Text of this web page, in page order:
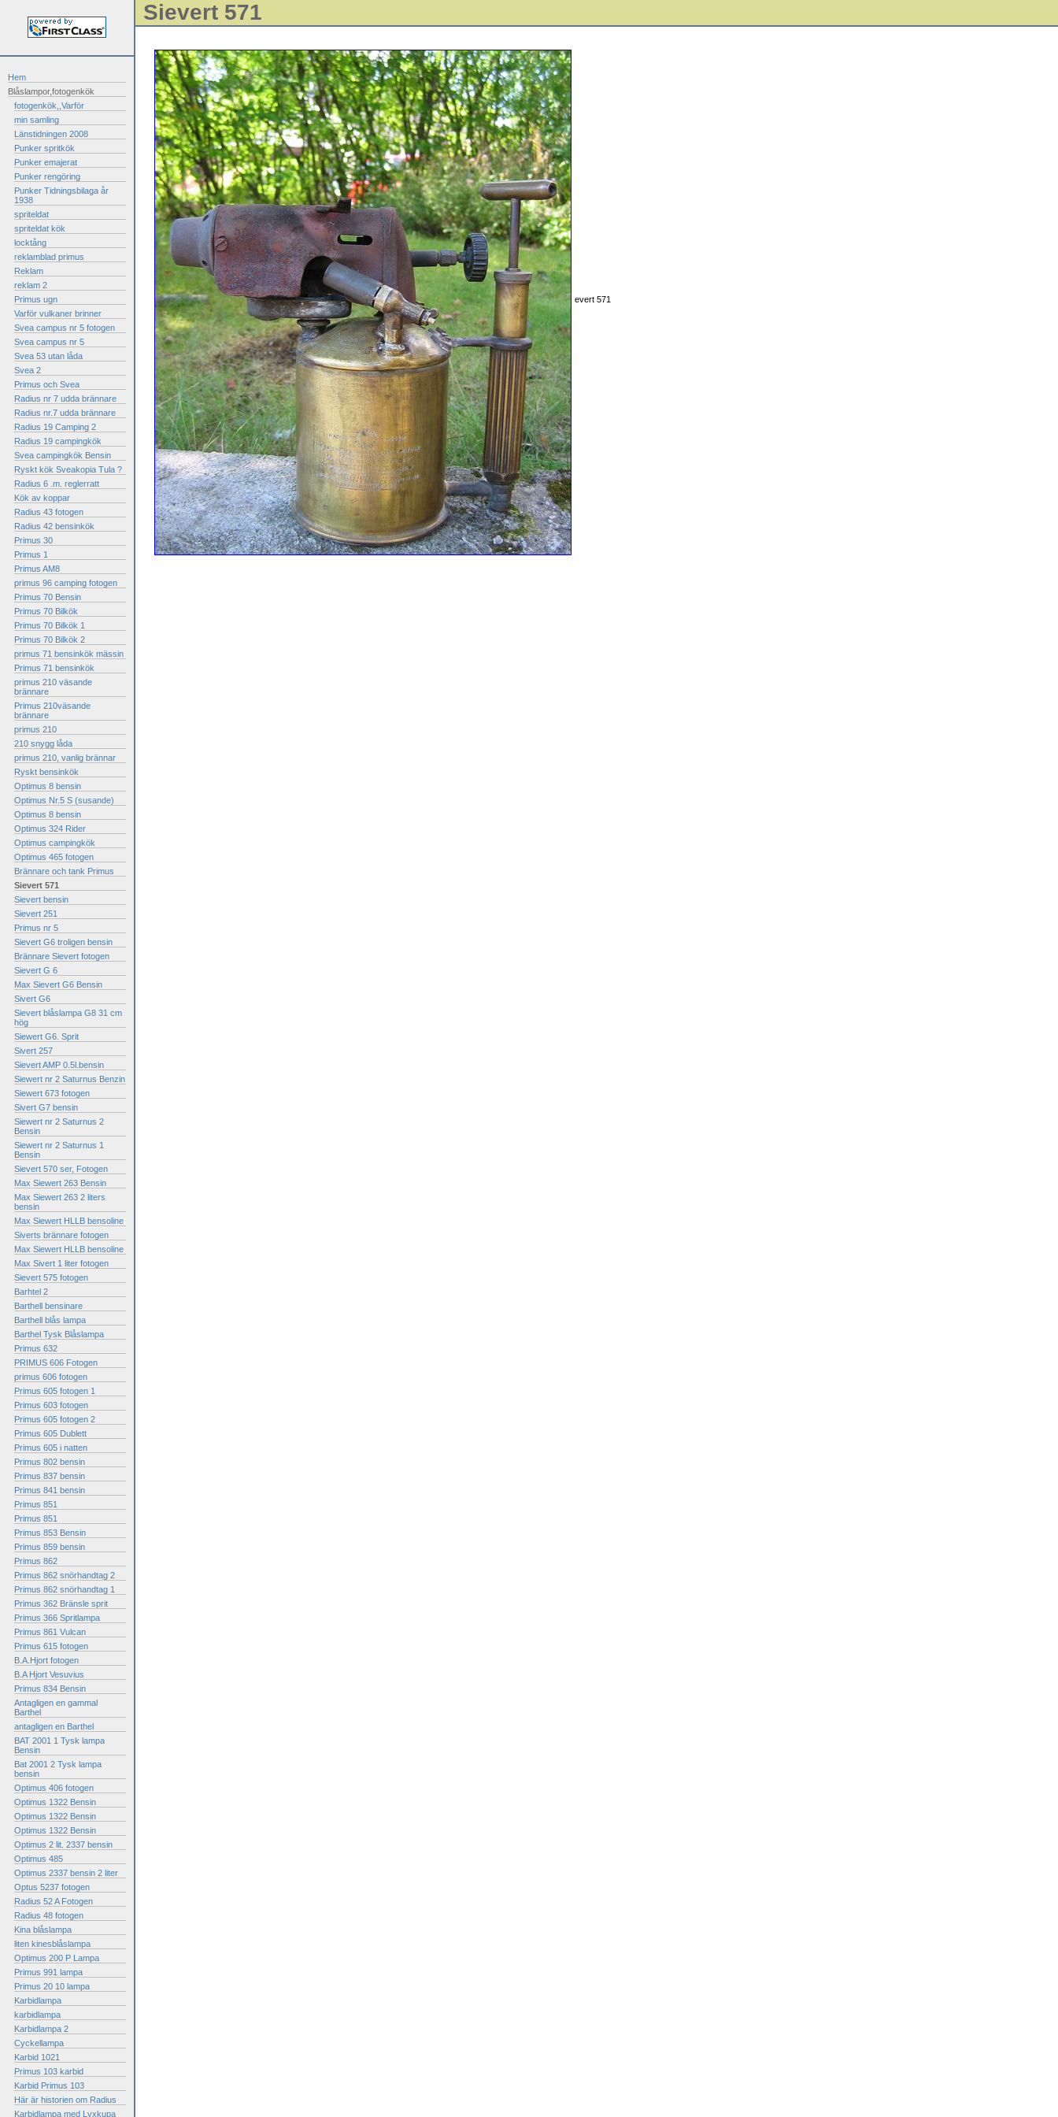
Hem
Blåslampor,fotogenkök
fotogenkök,,Varför
min samling
Länstidningen 2008
Punker spritkök
Punker emajerat
Punker rengöring
Punker Tidningsbilaga år
1938
spriteldat
spriteldat kök
locktång
reklamblad primus
Reklam
reklam 2
Primus ugn
Varför vulkaner brinner
Svea campus nr 5 fotogen
Svea campus nr 5
Svea 53 utan låda
Svea 2
Primus och Svea
Radius nr 7 udda brännare
Radius nr.7 udda brännare
Radius 19 Camping 2
Radius 19 campingkök
Svea campingkök Bensin
Ryskt kök Sveakopia Tula ?
Radius 6 .m. reglerratt
Kök av koppar
Radius 43 fotogen
Radius 42 bensinkök
Primus 30
Primus 1
Primus AM8
primus 96 camping fotogen
Primus 70 Bensin
Primus 70 Bilkök
Primus 70 Bilkök 1
Primus 70 Bilkök 2
primus 71 bensinkök mässin
Primus 71 bensinkök
primus 210 väsande
brännare
Primus 210väsande
brännare
primus 210
210 snygg låda
primus 210, vanlig brännar
Ryskt bensinkök
Optimus 8 bensin
Optimus Nr.5 S (susande)
Optimus 8 bensin
Optimus 324 Rider
Optimus campingkök
Optimus 465 fotogen
Brännare och tank Primus
Sievert 571
Sievert bensin
Sievert 251
Primus nr 5
Sievert G6 troligen bensin
Brännare Sievert fotogen
Sievert G 6
Max Sievert G6 Bensin
Sivert G6
Sievert blåslampa G8 31 cm
hög
Siewert G6. Sprit
Sivert 257
Sievert AMP 0.5l.bensin
Siewert nr 2 Saturnus Benzin
Siewert 673 fotogen
Sivert G7 bensin
Siewert nr 2 Saturnus 2
Bensin
Siewert nr 2 Saturnus 1
Bensin
Sievert 570 ser, Fotogen
Max Siewert 263 Bensin
Max Siewert 263 2 liters
bensin
Max Siewert HLLB bensoline
Siverts brännare fotogen
Max Siewert HLLB bensoline
Max Sivert 1 liter fotogen
Sievert 575 fotogen
Barhtel 2
Barthell bensinare
Barthell blås lampa
Barthel Tysk Blåslampa
Primus 632
PRIMUS 606 Fotogen
primus 606 fotogen
Primus 605 fotogen 1
Primus 603 fotogen
Primus 605 fotogen 2
Primus 605 Dublett
Primus 605 i natten
Primus 802 bensin
Primus 837 bensin
Primus 841 bensin
Primus 851
Primus 851
Primus 853 Bensin
Primus 859 bensin
Primus 862
Primus 862 snörhandtag 2
Primus 862 snörhandtag 1
Primus 362 Bränsle sprit
Primus 366 Spritlampa
Primus 861 Vulcan
Primus 615 fotogen
B.A.Hjort fotogen
B.A Hjort Vesuvius
Primus 834 Bensin
Antagligen en gammal
Barthel
antagligen en Barthel
BAT 2001 1 Tysk lampa
Bensin
Bat 2001 2 Tysk lampa
bensin
Optimus 406 fotogen
Optimus 1322 Bensin
Optimus 1322 Bensin
Optimus 1322 Bensin
Optimus 2 lit. 2337 bensin
Optimus 485
Optimus 2337 bensin 2 liter
Optus 5237 fotogen
Radius 52 A Fotogen
Radius 48 fotogen
Kina blåslampa
liten kinesblåslampa
Optimus 200 P Lampa
Primus 991 lampa
Primus 20 10 lampa
Karbidlampa
karbidlampa
Karbidlampa 2
Cyckellampa
Karbid 1021
Primus 103 karbid
Karbid Primus 103
Här är historien om Radius
Karbidlampa med Lyxkupa
Sievert 571
evert 571